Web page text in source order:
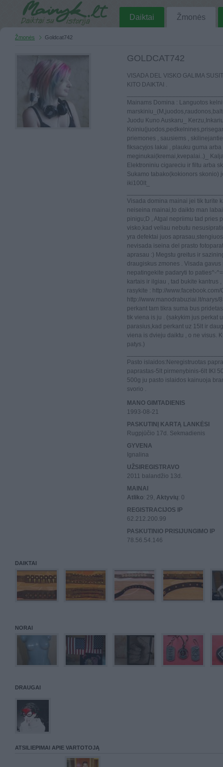
Daiktai Žmonės
Žmonės Goldcat742
GOLDCAT742
VISADA DEL VISKO GALIMA
KITO DAIKTAI .
Mainams Domina : Languotos
Juodu Kuno Auskaru_
priemones , sausiems ,
fiksacyjos lakai , plauku guma
meginukai(kremai,kvepalai..)_
Elektroniniu cigareciu ir filtu arba
Sukamo tabako(kokionors skonio)
iki100lt_
Visada domina mainai jei tik turite
neiseina mainai,to daikto man
pinigu;D , Atgal nepriimu tad pries
visko,kad veliau nebutu
yra defektai juos
nevisada iseina del prasto
aprasau :) Megstu greitus ir
draugiskus zmones . Visada
nepatingekite padaryti to paties^-
kartais ir ilgiau , tad bukite kantrus
rasykite : http://
http://www.manodrabuziai.lt/
perkant tam tikra suma bus
tik viena is ju . (sakykim jus perkat
parasius,kad perkant uz 15lt ir
viena is dvieju daiktu , o ne visus.
patys.)
Pasto islaidos:Neregistruotas
paprastas-5lt pirmenybinis-6lt IKI
500g ju pasto islaidos kainuoja
svorio .
MANO GIMTADIENIS
1993-08-21
PASKUTINĮ KARTĄ LANKĖSI
Rugpjūčio 17d. Sekmadienis
GYVENA
Ignalina
UŽSIREGISTRAVO
2011 balandžio 13d.
MAINAI
Atliko: 29, Aktyvių: 0
REGISTRACIJOS IP
62.212.200.99
PASKUTINIO PRISIJUNGIMO IP
78.56.54.146
DAIKTAI
NORAI
DRAUGAI
ATSILIEPIMAI APIE VARTOTOJĄ